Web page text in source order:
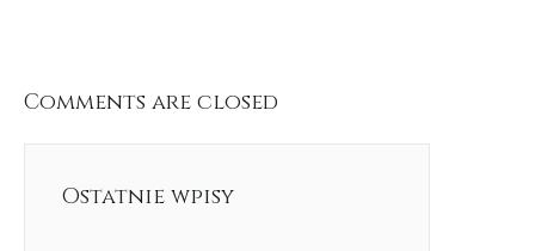
Comments are closed
Ostatnie wpisy